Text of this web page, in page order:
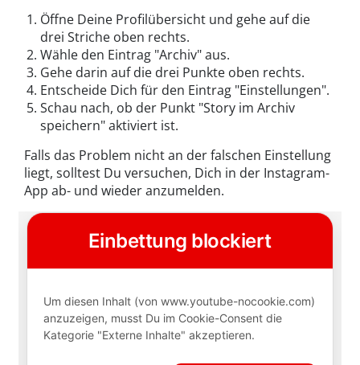
Öffne Deine Profilübersicht und gehe auf die
drei Striche oben rechts.
Wähle den Eintrag "Archiv" aus.
Gehe darin auf die drei Punkte oben rechts.
Entscheide Dich für den Eintrag "Einstellungen".
Schau nach, ob der Punkt "Story im Archiv
speichern" aktiviert ist.
Falls das Problem nicht an der falschen Einstellung
liegt, solltest Du versuchen, Dich in der Instagram-
App ab- und wieder anzumelden.